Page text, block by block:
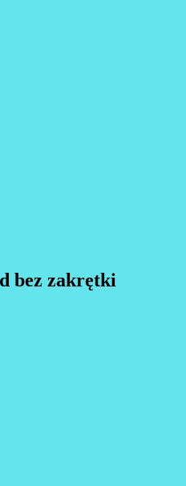
bez zakrętki